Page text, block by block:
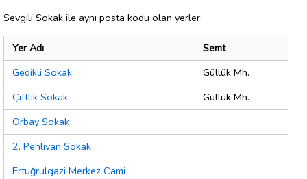
Sevgili Sokak ile aynı posta kodu olan yerler:
Yer Adı
Semt
Gedikli Sokak
Güllük Mh.
Çiftlik Sokak
Güllük Mh.
Orbay Sokak
2. Pehlivan Sokak
Ertuğrulgazi Merkez Cami